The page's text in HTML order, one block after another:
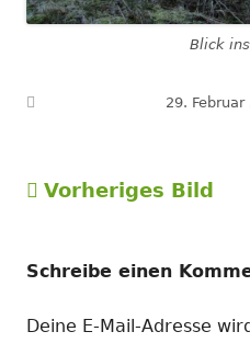
Blick
29. Februar
Vorheriges Bild
Schreibe einen
Deine E-Mail-Adresse